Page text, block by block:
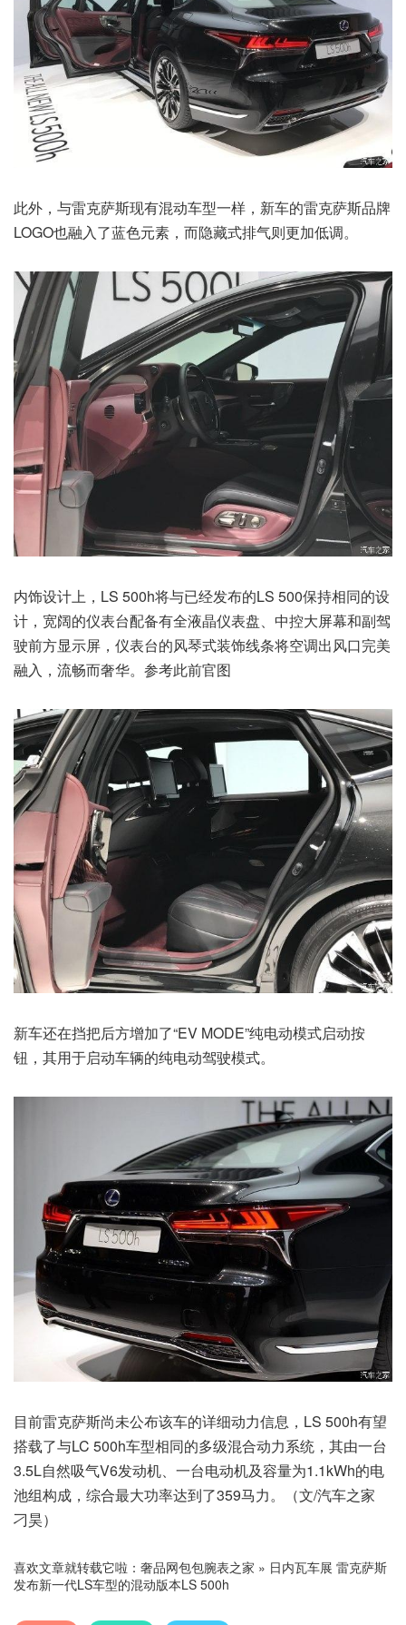
此外，与雷克萨斯现有混动车型一样，新车的雷克萨斯品牌
LOGO也融入了蓝色元素，而隐藏式排气则更加低调。
内饰设计上，LS 500h将与已经发布的LS 500保持相同的设
计，宽阔的仪表台配备有全液晶仪表盘、中控大屏幕和副驾
驶前方显示屏，仪表台的风琴式装饰线条将空调出风口完美
融入，流畅而奢华。参考此前官图
新车还在挡把后方增加了“EV MODE”纯电动模式启动按
钮，其用于启动车辆的纯电动驾驶模式。
目前雷克萨斯尚未公布该车的详细动力信息，LS 500h有望
搭载了与LC 500h车型相同的多级混合动力系统，其由一台
3.5L自然吸气V6发动机、一台电动机及容量为1.1kWh的电
池组构成，综合最大功率达到了359马力。（文/汽车之家
刁昊）
喜欢文章就转载它啦： 奢品网包包腕表之家 » 日内瓦车展 雷克萨斯
发布新一代LS车型的混动版本LS 500h